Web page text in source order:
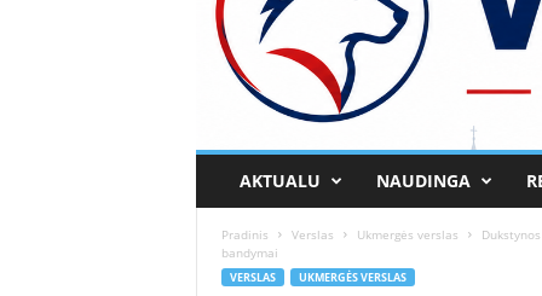
m
AKTUALU NAUDINGA
Pradinis Verslas Ukmergės verslas
bandymai
VERSLAS UKMERGĖS VERSLAS